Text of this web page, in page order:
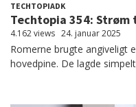
TECHTOPIADK
Techtopia 354:
4.162 views 24. januar 2025
Romerne brugte angiveligt
hovedpine. De lagde